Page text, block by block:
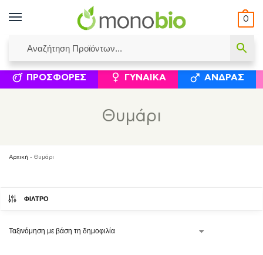
0
ΙΣΟΛΟΓΙΣΜΟΊ ΕΛΕΆΝΝΑ ΧΡΙΣΤΙΝΆΚΗ ΕΠΙΚΟΙΝΩΝΊΑ
ΣΥΜΠΛΗΡΏΜΑΤΑ ΔΙΑΤΡΟΦΉΣ ΦΥΣΙΚΆ
ΠΡΟΣΦΟΡΈΣ ΓΥΝΑΊΚΑ ΆΝΔΡΑΣ
Θυμάρι
Αρχική - Θυμάρι
ΦΙΛΤΡΟ